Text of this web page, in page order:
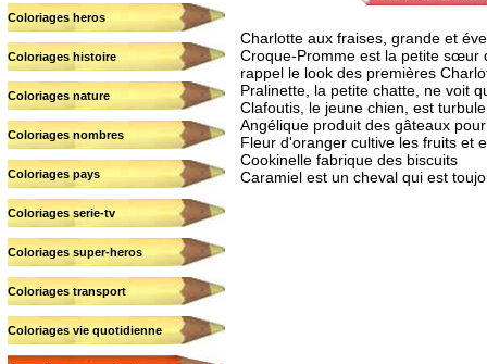
Coloriages heros
Coloriages histoire
Coloriages nature
Coloriages nombres
Coloriages pays
Coloriages serie-tv
Coloriages super-heros
Coloriages transport
Coloriages vie quotidienne
Charlotte aux fraises, grande et
Croque-Promme est la petite sœur
rappel le look des premières
Pralinette, la petite chatte, ne voit
Clafoutis, le jeune chien, est
Angélique produit des gâteaux
Fleur d'oranger cultive les fruits et
Cookinelle fabrique des biscuits
Caramiel est un cheval qui est